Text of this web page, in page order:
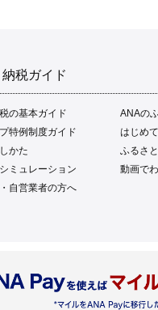
税ガイド
の基本ガイド
ANAの
特例制度ガイド
はじめ
かた
ふるさ
ミュレーション
動画で
自営業者の方へ